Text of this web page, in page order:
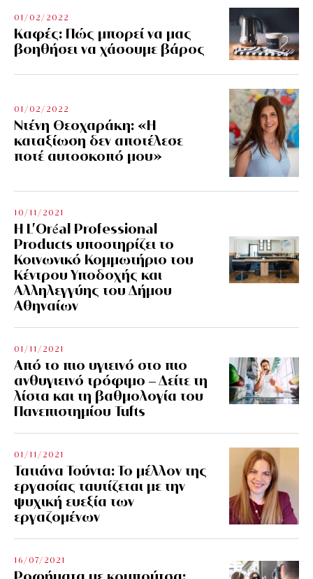
01/02/2022
Kαφές: Πώς μπορεί να μας
βοηθήσει να χάσουμε βάρος
01/02/2022
Ντένη Θεοχαράκη: «Η
καταξίωση δεν αποτέλεσε
ποτέ αυτοσκοπό μου»
10/11/2021
Η L’Οréal Professional
Products υποστηρίζει το
Κοινωνικό Κομμωτήριο του
Κέντρου Υποδοχής και
Αλληλεγγύης του Δήμου
Αθηναίων
01/11/2021
Από το πιο υγιεινό στο πιο
ανθυγιεινό τρόφιμο – Δείτε τη
λίστα και τη βαθμολογία του
Πανεπιστημίου Tufts
01/11/2021
Τατιάνα Τούντα: Το μέλλον της
εργασίας ταυτίζεται με την
ψυχική ευεξία των
εργαζομένων
16/07/2021